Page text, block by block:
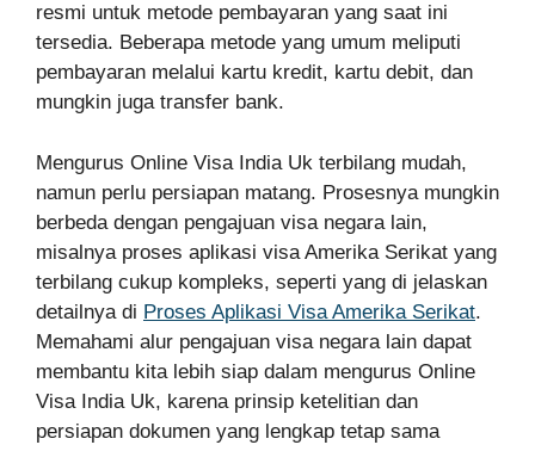
resmi untuk metode pembayaran yang saat ini
tersedia. Beberapa metode yang umum meliputi
pembayaran melalui kartu kredit, kartu debit, dan
mungkin juga transfer bank.
Mengurus Online Visa India Uk terbilang mudah,
namun perlu persiapan matang. Prosesnya mungkin
berbeda dengan pengajuan visa negara lain,
misalnya proses aplikasi visa Amerika Serikat yang
terbilang cukup kompleks, seperti yang di jelaskan
detailnya di Proses Aplikasi Visa Amerika Serikat.
Memahami alur pengajuan visa negara lain dapat
membantu kita lebih siap dalam mengurus Online
Visa India Uk, karena prinsip ketelitian dan
persiapan dokumen yang lengkap tetap sama